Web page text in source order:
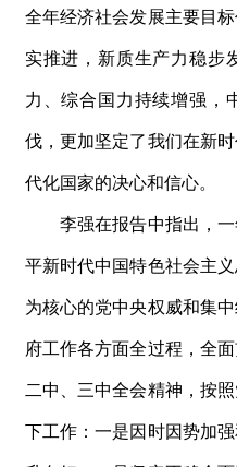
全年经济社会发展主要目
实推进，新质生产力稳步
力、综合国力持续增强，
伐，更加坚定了我们在新
代化国家的决心和信心。
李强在报告中指出，一
平新时代中国特色社会主
为核心的党中央权威和集
府工作各方面全过程，全
二中、三中全会精神，按
下工作：一是因时因势加